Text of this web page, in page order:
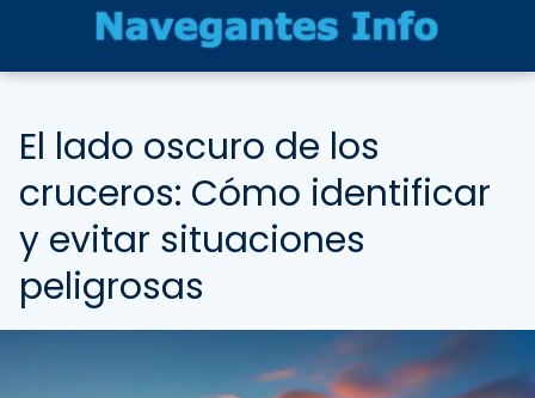
El lado oscuro de los
cruceros: Cómo identificar
y evitar situaciones
peligrosas